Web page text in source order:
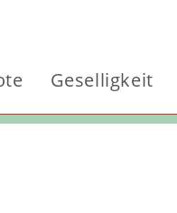
Geselligkeit